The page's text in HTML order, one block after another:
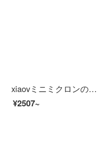
xiaovミニミクロンの家インテリーと連動したHDアウドゥア雲台防衛犯カメラ家2 k赤外線夜間テレビワイアレンテーネットネットショッピング（裕福な家庭--32-64日間録画可能）
¥2507~